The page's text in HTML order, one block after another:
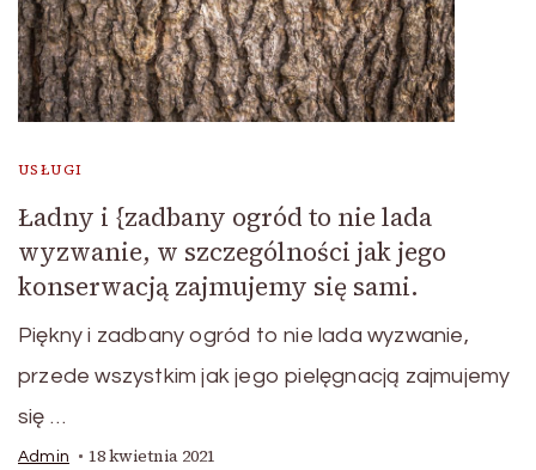
USŁUGI
Ładny i {zadbany ogród to nie lada
wyzwanie, w szczególności jak jego
konserwacją zajmujemy się sami.
Piękny i zadbany ogród to nie lada wyzwanie,
przede wszystkim jak jego pielęgnacją zajmujemy
się …
Admin 18 kwietnia 2021